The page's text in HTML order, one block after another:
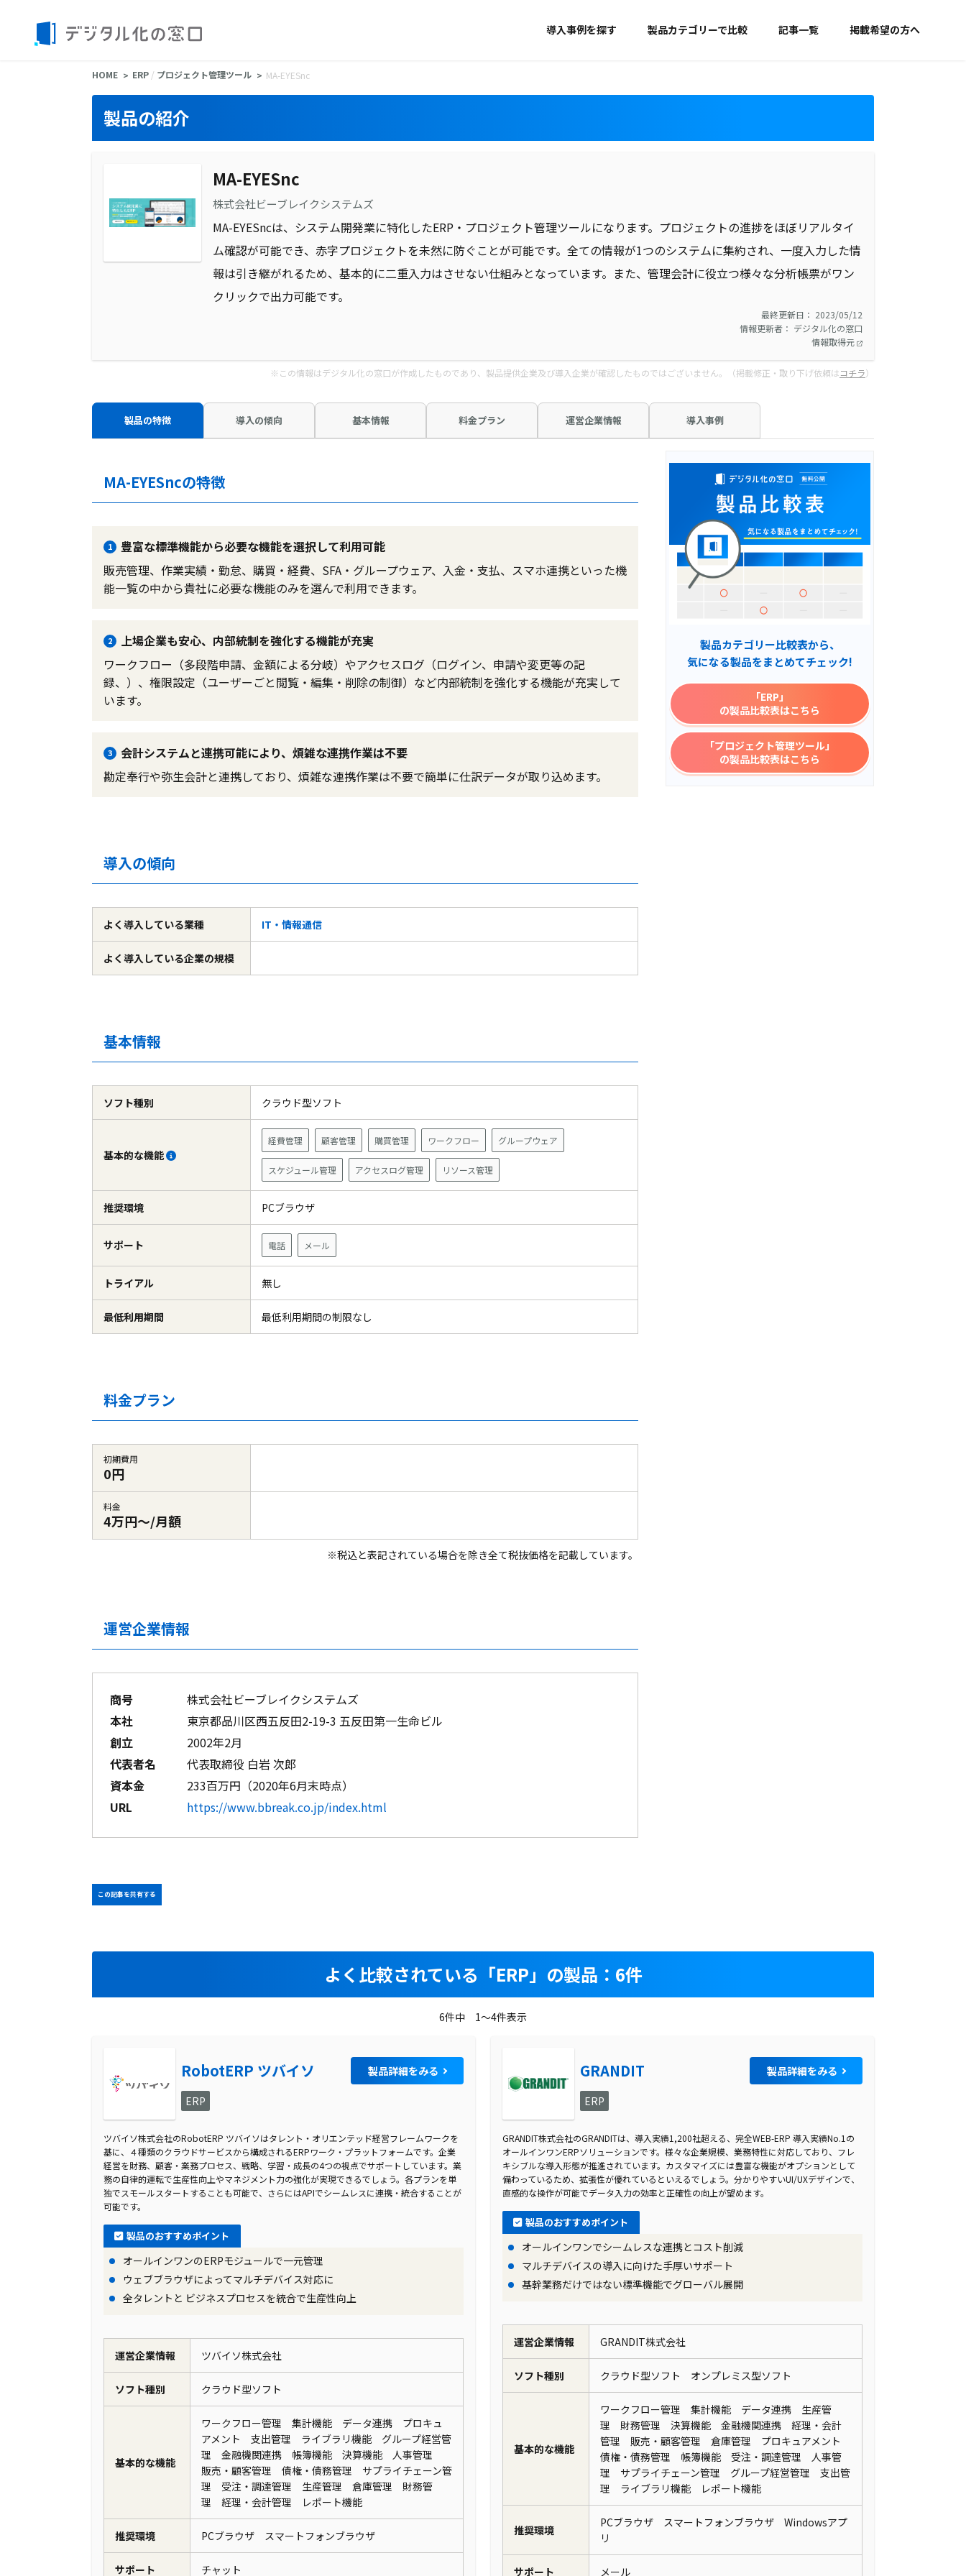
導入事例を探す 製品カテゴリーで比較 記事一覧 掲載希望の方へ
HOME ERP / プロジェクト管理ツール MA-EYESnc
製品の紹介
MA-EYESnc
株式会社ビーブレイクシステムズ
MA-EYESncは、システム開発業に特化したERP・プロジェクト管理ツールになります。プロジェクトの進捗をほぼリアルタイ
ム確認が可能でき、赤字プロジェクトを未然に防ぐことが可能です。全ての情報が1つのシステムに集約され、一度入力した情
報は引き継がれるため、基本的に二重入力はさせない仕組みとなっています。また、管理会計に役立つ様々な分析帳票がワン
クリックで出力可能です。
最終更新日： 2023/05/12
情報更新者： デジタル化の窓口
情報取得元
※この情報はデジタル化の窓口が作成したものであり、製品提供企業及び導入企業が確認したものではございません。（掲載修正・取り下げ依頼はコチラ）
製品の特徴 導入の傾向 基本情報 料金プラン 運営企業情報 導入事例
MA-EYESncの特徴
1
豊富な標準機能から必要な機能を選択して利用可能
販売管理、作業実績・勤怠、購買・経費、SFA・グループウェア、入金・支払、スマホ連携といった機
能一覧の中から貴社に必要な機能のみを選んで利用できます。
2
上場企業も安心、内部統制を強化する機能が充実
ワークフロー（多段階申請、金額による分岐）やアクセスログ（ログイン、申請や変更等の記
録、）、権限設定（ユーザーごと閲覧・編集・削除の制御）など内部統制を強化する機能が充実して
います。
3
会計システムと連携可能により、煩雑な連携作業は不要
勘定奉行や弥生会計と連携しており、煩雑な連携作業は不要で簡単に仕訳データが取り込めます。
導入の傾向
よく導入している業種 IT・情報通信
よく導入している企業の規模
基本情報
ソフト種別 クラウド型ソフト
基本的な機能
経費管理 顧客管理 購買管理 ワークフロー グループウェア
スケジュール管理 アクセスログ管理 リソース管理
推奨環境 PCブラウザ
サポート 電話 メール
トライアル 無し
最低利用期間 最低利用期間の制限なし
料金プラン
初期費用
0円
料金
4万円～/月額
※税込と表記されている場合を除き全て税抜価格を記載しています。
運営企業情報
商号
株式会社ビーブレイクシステムズ
本社
東京都品川区西五反田2-19-3 五反田第一生命ビル
創立
2002年2月
代表者名
代表取締役 白岩 次郎
資本金
233百万円（2020年6月末時点）
URL
https://www.bbreak.co.jp/index.html
この記事を共有する
製品カテゴリー比較表から、
気になる製品をまとめてチェック!
「ERP」
の製品比較表はこちら
「プロジェクト管理ツール」
の製品比較表はこちら
よく比較されている 「ERP」の製品：6件
6件中 1～4件表示
RobotERP ツバイソ 製品詳細をみる
ERP
ツバイソ株式会社のRobotERP ツバイソはタレント・オリエンテッド経営フレームワークを
基に、４種類のクラウドサービスから構成されるERPワーク・プラットフォームです。企業
経営を財務、顧客・業務プロセス、戦略、学習・成長の4つの視点でサポートしています。業
務の自律的運転で生産性向上やマネジメント力の強化が実現できるでしょう。各プランを単
独でスモールスタートすることも可能で、さらにはAPIでシームレスに連携・統合することが
可能です。
製品のおすすめポイント
オールインワンのERPモジュールで一元管理
ウェブブラウザによってマルチデバイス対応に
全タレントと ビジネスプロセスを統合で生産性向上
運営企業情報 ツバイソ株式会社
ソフト種別 クラウド型ソフト
基本的な機能
ワークフロー管理 集計機能 データ連携 プロキュ
アメント 支出管理 ライブラリ機能 グループ経営管
理 金融機関連携 帳簿機能 決算機能 人事管理
販売・顧客管理 債権・債務管理 サプライチェーン管
理 受注・調達管理 生産管理 倉庫管理 財務管
理 経理・会計管理 レポート機能
推奨環境 PCブラウザ スマートフォンブラウザ
サポート チャット
GRANDIT 製品詳細をみる
ERP
GRANDIT株式会社のGRANDITは、導入実績1,200社超える、完全WEB-ERP 導入実績No.1の
オールインワンERPソリューションです。様々な企業規模、業務特性に対応しており、フレ
キシブルな導入形態が推進されています。カスタマイズには豊富な機能がオプションとして
備わっているため、拡張性が優れているといえるでしょう。分かりやすいUI/UXデザインで、
直感的な操作が可能でデータ入力の効率と正確性の向上が望めます。
製品のおすすめポイント
オールインワンでシームレスな連携とコスト削減
マルチデバイスの導入に向けた手厚いサポート
基幹業務だけではない標準機能でグローバル展開
運営企業情報 GRANDIT株式会社
ソフト種別 クラウド型ソフト オンプレミス型ソフト
基本的な機能
ワークフロー管理 集計機能 データ連携 生産管
理 財務管理 決算機能 金融機関連携 経理・会計
管理 販売・顧客管理 倉庫管理 プロキュアメント
債権・債務管理 帳簿機能 受注・調達管理 人事管
理 サプライチェーン管理 グループ経営管理 支出管
理 ライブラリ機能 レポート機能
推奨環境
PCブラウザ スマートフォンブラウザ Windowsアプ
リ
サポート メール